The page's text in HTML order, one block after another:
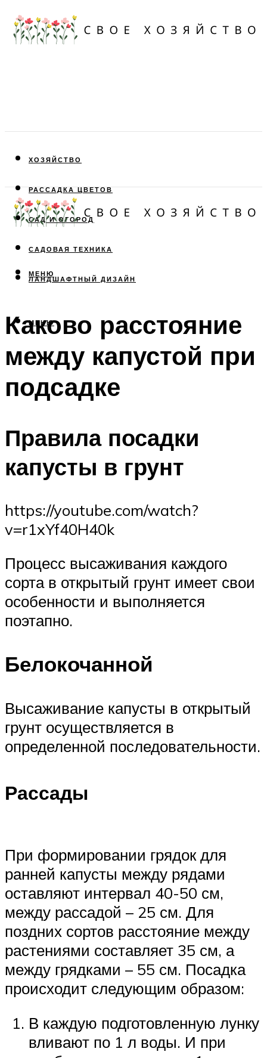
ХОЗЯЙСТВО
РАССАДКА ЦВЕТОВ
САД И ОГОРОД
САДОВАЯ ТЕХНИКА
ЛАНДШАФТНЫЙ ДИЗАЙН
МЕНЮ
МЕНЮ
Каково расстояние
между капустой при
подсадке
Правила посадки
капусты в грунт
https://youtube.com/watch?
v=r1xYf40H40k
Процесс высаживания каждого
сорта в открытый грунт имеет свои
особенности и выполняется
поэтапно.
Белокочанной
Высаживание капусты в открытый
грунт осуществляется в
определенной последовательности.
Рассады
При формировании грядок для
ранней капусты между рядами
оставляют интервал 40-50 см,
между рассадой – 25 см. Для
поздних сортов расстояние между
растениями составляет 35 см, а
между грядками – 55 см. Посадка
происходит следующим образом:
В каждую подготовленную лунку
вливают по 1 л воды. И при